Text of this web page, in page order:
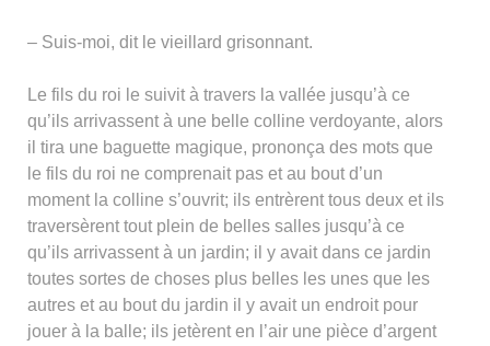
– Suis-moi, dit le vieillard grisonnant.
Le fils du roi le suivit à travers la vallée jusqu’à ce
qu’ils arrivassent à une belle colline verdoyante, alors
il tira une baguette magique, prononça des mots que
le fils du roi ne comprenait pas et au bout d’un
moment la colline s’ouvrit; ils entrèrent tous deux et ils
traversèrent tout plein de belles salles jusqu’à ce
qu’ils arrivassent à un jardin; il y avait dans ce jardin
toutes sortes de choses plus belles les unes que les
autres et au bout du jardin il y avait un endroit pour
jouer à la balle; ils jetèrent en l’air une pièce d’argent